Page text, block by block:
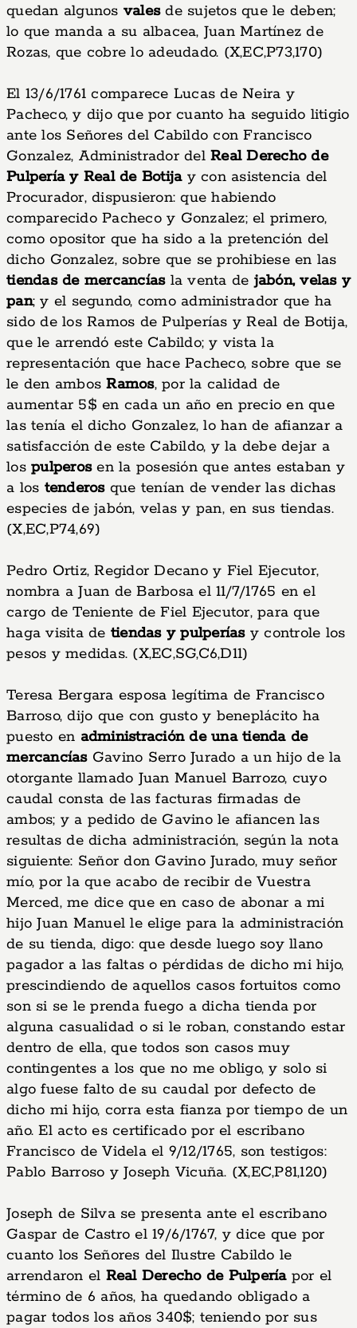
quedan algunos valesde sujetos que le deben;
lo que manda a su albacea, Juan Martínez de
Rozas, que cobre lo adeudado. (X,EC,P73,170)
El 13/6/1761 comparece Lucas de Neira y
Pacheco, y dijo que por cuanto ha seguido litigio
ante los Señores del Cabildo con Francisco
Gonzalez, Administrador del Real Derecho de
Pulpería y Real de Botijay con asistencia del
Procurador, dispusieron: que habiendo
comparecido Pacheco y Gonzalez; el primero,
como opositor que ha sido a la pretención del
dicho Gonzalez, sobre que se prohibiese en las
tiendas de mercancíasla venta dejabón, velas y
pan; y el segundo, como administrador que ha
sido de los Ramos de Pulperías y Real de Botija,
que le arrendó este Cabildo; y vista la
representación que hace Pacheco, sobre que se
le den ambosRamos, por la calidad de
aumentar 5$ en cada un año en precio en que
las tenía el dicho Gonzalez, lo han de afianzar a
satisfacción de este Cabildo, y la debe dejar a
los pulperosen la posesión que antes estaban y
a los tenderosque tenían de vender las dichas
especies de jabón, velas y pan, en sus tiendas.
(X,EC,P74,69)
Pedro Ortiz, Regidor Decano y Fiel Ejecutor,
nombra a Juan de Barbosa el 11/7/1765 en el
cargo de Teniente de Fiel Ejecutor, para que
haga visita de tiendas y pulperíasy controle los
pesos y medidas. (X,EC,SG,C6,D11)
Teresa Bergara esposa legítima de Francisco
Barroso, dijo que con gusto y beneplácito ha
puesto en administración de una tienda de
mercancíasGavino Serro Jurado a un hijo de la
otorgante llamado Juan Manuel Barrozo, cuyo
caudal consta de las facturas firmadas de
ambos; y a pedido de Gavino le afiancen las
resultas de dicha administración, según la nota
siguiente: Señor don Gavino Jurado, muy señor
mío, por la que acabo de recibir de Vuestra
Merced, me dice que en caso de abonar a mi
hijo Juan Manuel le elige para la administración
de su tienda, digo: que desde luego soy llano
pagador a las faltas o pérdidas de dicho mi hijo,
prescindiendo de aquellos casos fortuitos como
son si se le prenda fuego a dicha tienda por
alguna casualidad o si le roban, constando estar
dentro de ella, que todos son casos muy
contingentes a los que no me obligo, y solo si
algo fuese falto de su caudal por defecto de
dicho mi hijo, corra esta fianza por tiempo de un
año. El acto es certificado por el escribano
Francisco de Videla el 9/12/1765, son testigos:
Pablo Barroso y Joseph Vicuña. (X,EC,P81,120)
Joseph de Silva se presenta ante el escribano
Gaspar de Castro el 19/6/1767, y dice que por
cuanto los Señores del Ilustre Cabildo le
arrendaron el Real Derecho de Pulperíapor el
término de 6 años, ha quedando obligado a
pagar todos los años 340$; teniendo por sus